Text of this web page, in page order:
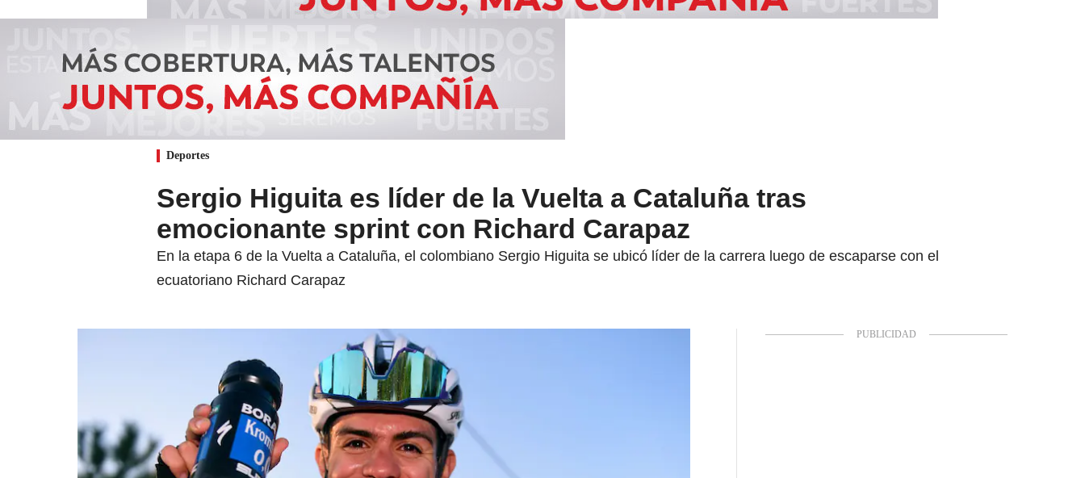
Deportes
Sergio Higuita es líder de la Vuelta a Cataluña tras
emocionante sprint con Richard Carapaz
En la etapa 6 de la Vuelta a Cataluña, el colombiano Sergio Higuita se ubicó líder de la carrera luego de escaparse con el
ecuatoriano Richard Carapaz